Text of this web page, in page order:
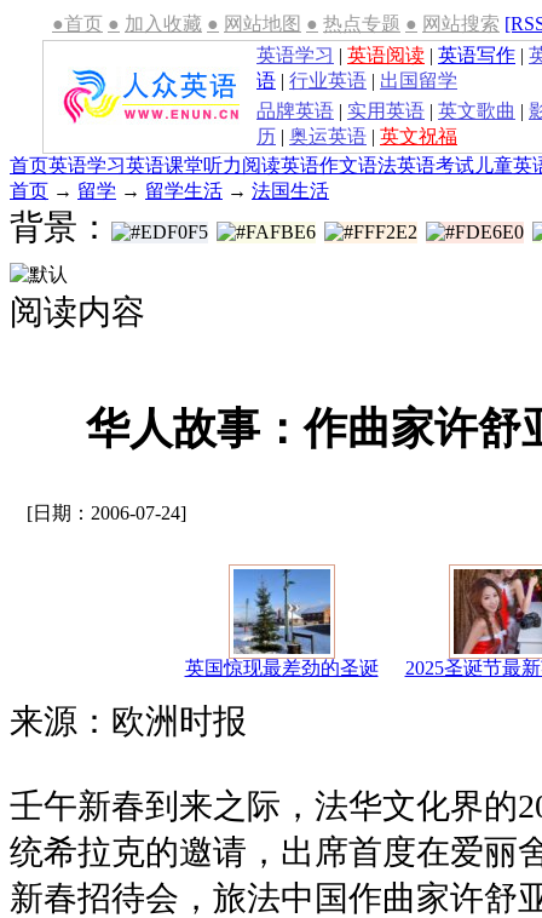
●首页 ● 加入收藏 ● 网站地图 ● 热点专题 ● 网站搜索
英语学习 | 英语阅读 | 英语写作 |
语 | 行业英语 | 出国留学
品牌英语 | 实用英语 | 英文歌曲 |
历 | 奥运英语 | 英文祝福
首页英语学习英语课堂听力阅读英语作文语法英语考试 儿童英
首页 → 留学 → 留学生活 → 法国生活
背景：
阅读内容
华人故事：作曲家许舒
[日期：2006-07-24]
英国惊现最差劲的圣诞 2025圣诞节最
来源：欧洲时报
壬午新春到来之际，法华文化界的
统希拉克的邀请，出席首度在爱丽
新春招待会，旅法中国作曲家许舒